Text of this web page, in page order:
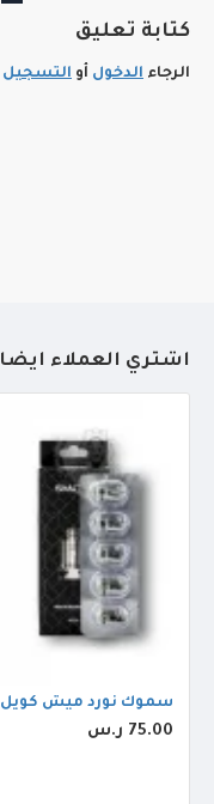
كتابة تعليق
الرجاء الدخول أو التسجيل
أشتري العملاء أيضاً
سموك نورد ميش كويل 0.6
75.00 ر.س